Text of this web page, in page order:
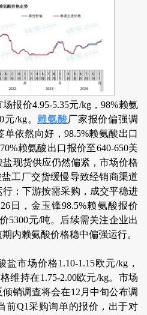
报价4.95-5.35元/kg，98%赖氨
元/kg。赖氨酸厂家报价偏强调
依然向好，98.5%赖氨酸出口
赖氨酸出口报价至640-650美
盐现货供应仍然偏紧，市场价格
工厂交货缓慢导致经销商渠道
；下游按需采购，成交平稳进
日，金玉锋98.5%赖氨酸报价
5300元/吨。后续需关注企业出
内赖氨酸价格稳中偏强运行。
市场价格1.10-1.15欧元/kg，
维持在1.75-2.00欧元/kg。市场
销调查将会在12月中旬公布调
前Q1采购询单的报价，出于对